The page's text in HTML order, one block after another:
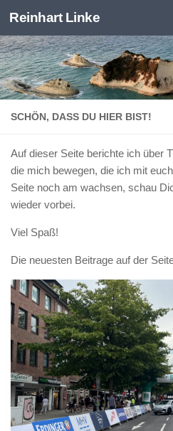
Zum Inhalt springen
Reinhart Linke
SCHÖN, DASS DU HIER BIST!
Auf dieser Seite berichte ich über
die mich bewegen, die ich mit
Seite noch am wachsen, schau
wieder vorbei.
Viel Spaß!
Die neuesten Beitrage auf der